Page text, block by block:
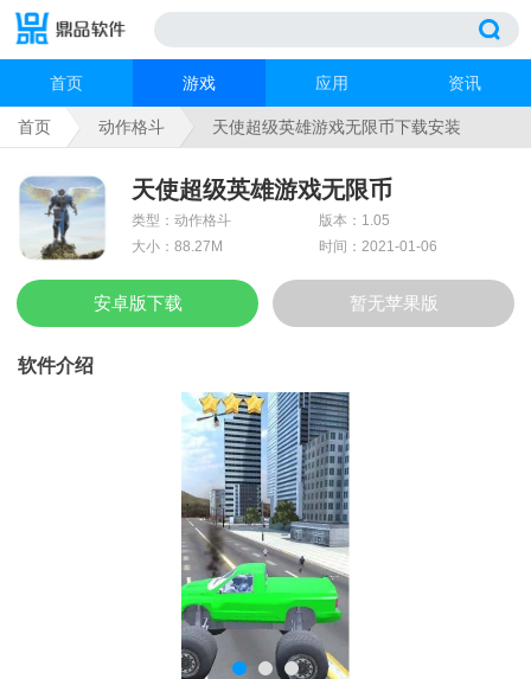
首页 游戏 应用 资讯
首页 动作格斗 天使超级英雄游戏无限币下载安装
天使超级英雄游戏无限币
类型：动作格斗
版本：1.05
大小：88.27M
时间：2021-01-06
安卓版下载 暂无苹果版
软件介绍